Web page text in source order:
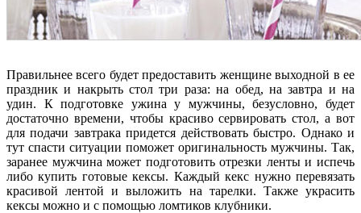
Правильнее всего будет предоставить женщине выходной в ее
праздник и накрыть стол три раза: на обед, на завтра и на
удин. К подготовке ужина у мужчины, безусловно, будет
достаточно времени, чтобы красиво сервировать стол, а вот
для подачи завтрака придется действовать быстро. Однако и
тут спасти ситуации поможет оригинальность мужчины. Так,
заранее мужчина может подготовить отрезки ленты и испечь
либо купить готовые кексы. Каждый кекс нужно перевязать
красивой лентой и выложить на тарелки. Также украсить
кексы можно и с помощью ломтиков клубники.